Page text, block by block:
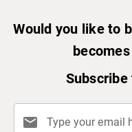
Would you like to
mail Type your email